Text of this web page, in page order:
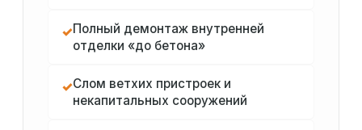
✓Полный демонтаж внутренней
отделки «до бетона»
✓Слом ветхих пристроек и
некапитальных сооружений